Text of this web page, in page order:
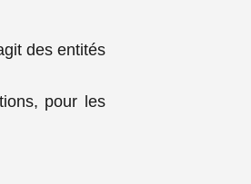
des entités
pour les